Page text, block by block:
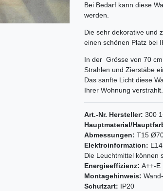
Bei Bedarf kann diese
werden.
Die sehr dekorative und
einen schönen Platz bei
In der Grösse von 70
Strahlen und Zierstäbe
Das sanfte Licht diese
Ihrer Wohnung verstrahlt.
Art.-Nr. Hersteller: 300
Hauptmaterial/
Abmessungen: T15
Elektroinformation:
Die Leuchtmittel können
Energieeffizienz: A++-E
Montagehinweis:
Schutzart: IP20